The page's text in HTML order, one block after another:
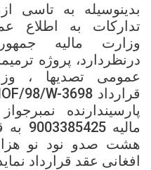
بدینوسیله به تاسی
تدارکات به اطلاع
وزارت مالیه
درنظردارد، پروژه
عمومی تصدیها ،
هشت صدو نود نو
افغانی عقد قرارداد